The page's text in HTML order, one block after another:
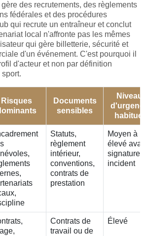
des recrutements, des règlements
fédérales et des procédures
qui recrute un entraîneur et conclut
local n'affronte pas les mêmes
qui gère billetterie, sécurité et
d'un événement. C'est pourquoi il
d'acteur et non par définition
Risques
Documents
sensibles
Niveau
habituel
Statuts,
règlement
intérieur,
conventions,
contrats de
prestation
Moyen à
élevé
signature
incident
Contrats de
travail ou de
Élevé